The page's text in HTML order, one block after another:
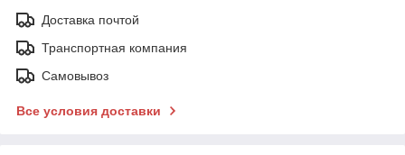
Доставка почтой
Транспортная компания
Самовывоз
Все условия доставки